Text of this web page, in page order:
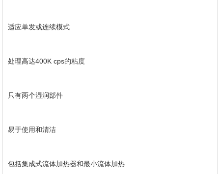
适应单发或连续模式
处理高达400K cps的粘度
只有两个湿润部件
易于使用和清洁
包括集成式流体加热器和最小流体加热